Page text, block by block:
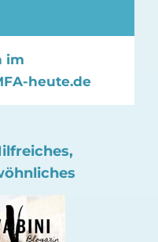
im
heute.de